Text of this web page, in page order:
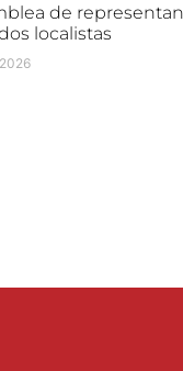
de
localistas